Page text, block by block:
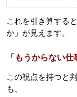
これを引き算する
か」が見えます。
「もうからない
この視点を持つと
も、